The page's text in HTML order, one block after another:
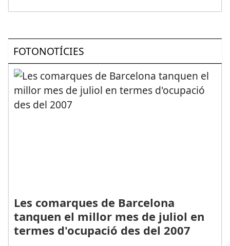
FOTONOTÍCIES
Les comarques de Barcelona
tanquen el millor mes de juliol en
termes d'ocupació des del 2007